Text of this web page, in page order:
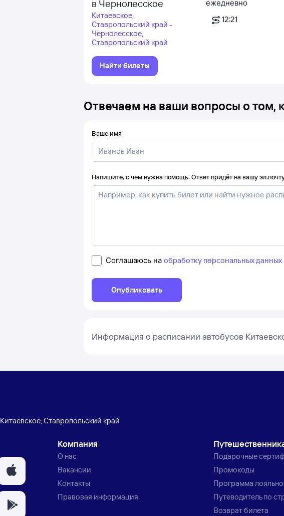
в Чернолесское
Китаевское,
Ставропольский край -
Чернолесское,
Ставропольский край
Найти билеты
ежедневно
12:21
Отвечаем на ваши вопросы о том,
Ваше имя
Напишите, с чем нужна помощь. Ответ придёт на вашу
Соглашаюсь на обработку персональных данных
Опубликовать
Информация о расписании автобусов
Китаевское, Ставропольский край
Компания
О нас
Вакансии
Контакты
Правовая информация
Подарочные
Промокоды
Программа
Путеводитель по
Возврат билета